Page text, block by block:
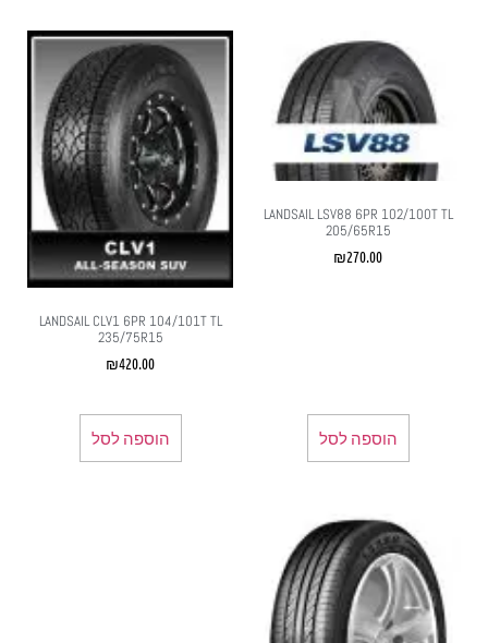
LANDSAIL LSV88 6PR 102/100T TL
205/65R15
₪270.00
הוספה לסל
LANDSAIL CLV1 6PR 104/101T TL
235/75R15
₪420.00
הוספה לסל